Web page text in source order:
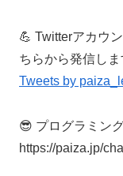
💪 Twitterアカウ
ちらから発信しま
Tweets by
😎 プログラミン
https://paiza.jp/